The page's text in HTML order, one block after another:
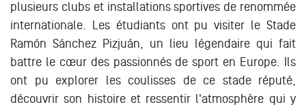
plusieurs clubs et installations sportives de renommée
internationale. Les étudiants ont pu visiter le Stade
Ramón Sánchez Pizjuán, un lieu légendaire qui fait
battre le cœur des passionnés de sport en Europe. Ils
ont pu explorer les coulisses de ce stade réputé,
découvrir son histoire et ressentir l'atmosphère qui y